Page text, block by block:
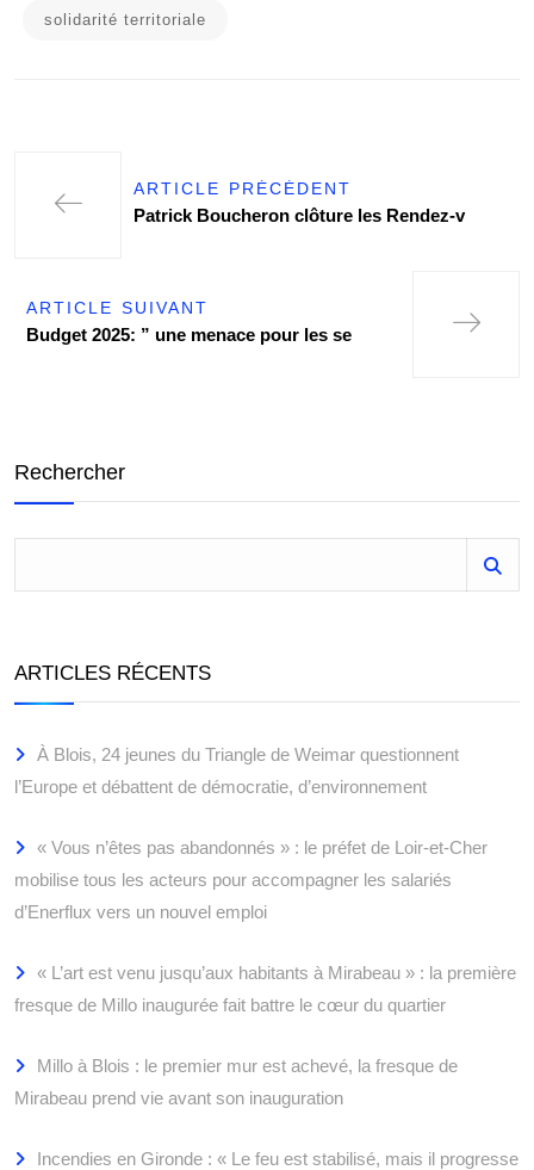
solidarité territoriale
ARTICLE PRÉCÉDENT
Patrick Boucheron clôture les Rendez-v
ARTICLE SUIVANT
Budget 2025: ” une menace pour les se
Rechercher
ARTICLES RÉCENTS
À Blois, 24 jeunes du Triangle de Weimar questionnent
l’Europe et débattent de démocratie, d’environnement
« Vous n’êtes pas abandonnés » : le préfet de Loir-et-Cher
mobilise tous les acteurs pour accompagner les salariés
d’Enerflux vers un nouvel emploi
« L’art est venu jusqu’aux habitants à Mirabeau » : la première
fresque de Millo inaugurée fait battre le cœur du quartier
Millo à Blois : le premier mur est achevé, la fresque de
Mirabeau prend vie avant son inauguration
Incendies en Gironde : « Le feu est stabilisé, mais il progresse